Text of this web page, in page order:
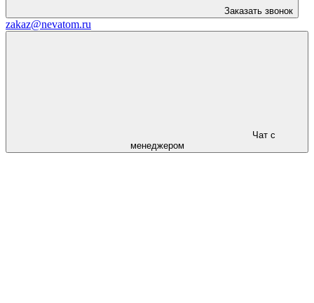
Заказать звонок
zakaz@nevatom.ru
Чат с
менеджером